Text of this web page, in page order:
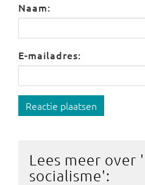
Naam:
E-mailadres:
Reactie plaatsen
Lees meer over '
socialisme':